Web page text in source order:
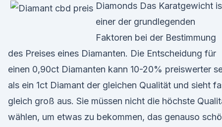
Diamonds Das Karatgewicht
einer der grundlegenden
Faktoren bei der Bestimmung
des Preises eines Diamanten. Die Entscheidung für
einen 0,90ct Diamanten kann 10-20% preiswerter
als ein 1ct Diamant der gleichen Qualität und sieht
gleich groß aus. Sie müssen nicht die höchste
wählen, um etwas zu bekommen, das genauso